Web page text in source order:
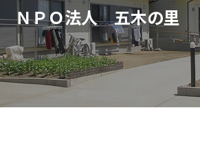
ＮＰＯ法人 五木の里